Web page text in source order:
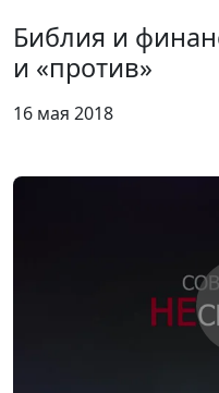
Библия и
и «против»
16 мая 2018
Библия и финансы.
Благотворительность:
в чем подвох?
«Откат» - воровство